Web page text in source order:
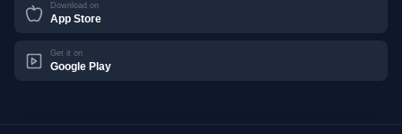
Download on
App Store
Get it on
Google Play